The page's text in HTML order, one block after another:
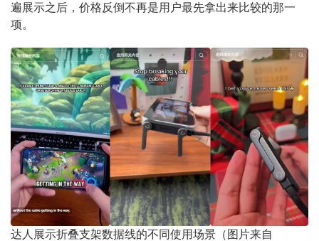
遍展示之后，价格反倒不再是用户最先拿出来比较的那一
项。
达人展示折叠支架数据线的不同使用场景（图片来自